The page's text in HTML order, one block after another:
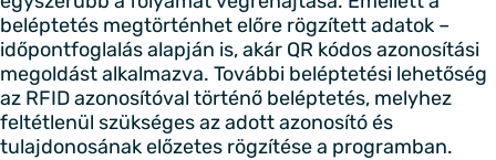
beléptetés megtörténhet előre rögzített adatok –
időpontfoglalás alapján is, akár QR kódos azonosítási
megoldást alkalmazva. További beléptetési lehetőség
az RFID azonosítóval történő beléptetés, melyhez
feltétlenül szükséges az adott azonosító és
tulajdonosának előzetes rögzítése a programban.